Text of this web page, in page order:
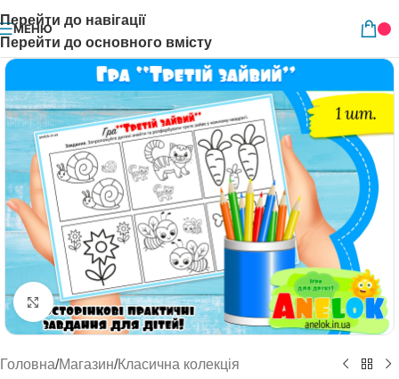
Перейти до навігації
Перейти до основного вмісту
МЕНЮ
Натисніть, щоб збільшити
Головна/Магазин/Класична колекція